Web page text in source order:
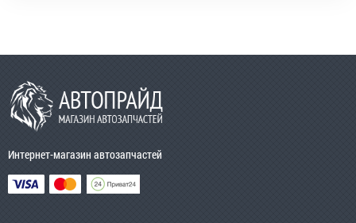
Интернет-магазин автозапчастей